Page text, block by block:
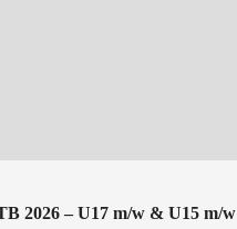
2026 – U17 m/w & U15 m/w